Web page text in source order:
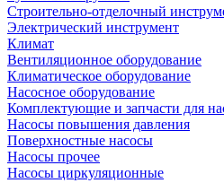
Строительно-отделочный
Электрический инструмент
Климат
Вентиляционное оборудование
Климатическое оборудование
Насосное оборудование
Комплектующие и запчасти для
Насосы повышения давления
Поверхностные насосы
Насосы прочее
Насосы циркуляционные